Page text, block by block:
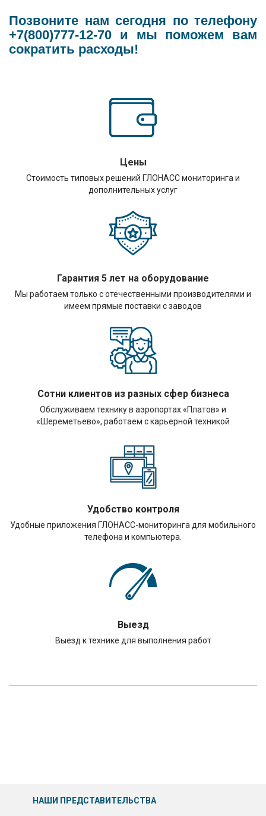
Цены
Стоимость типовых решений ГЛОНАСС мониторинга и
дополнительных услуг
Гарантия 5 лет на оборудование
Мы работаем только с отечественными производителями и
имеем прямые поставки с заводов
Сотни клиентов из разных сфер бизнеса
Обслуживаем технику в аэропортах «Платов» и
«Шереметьево», работаем с карьерной техникой
Удобство контроля
Удобные приложения ГЛОНАСС-мониторинга для мобильного
телефона и компьютера.
Выезд
Выезд к технике для выполнения работ
Позвоните нам сегодня по телефону
+7(800)777-12-70 и мы поможем вам
сократить расходы!
НАШИ ПРЕДСТАВИТЕЛЬСТВА